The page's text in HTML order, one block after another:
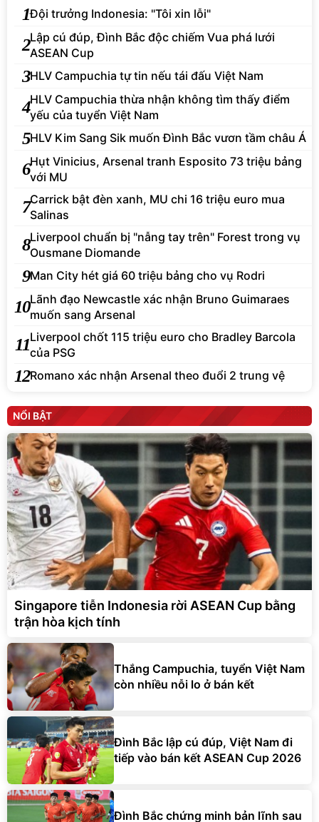
1Đội trưởng Indonesia: "Tôi xin lỗi"
2Lập cú đúp, Đình Bắc độc chiếm Vua phá lưới
ASEAN Cup
3HLV Campuchia tự tin nếu tái đấu Việt Nam
4HLV Campuchia thừa nhận không tìm thấy điểm
yếu của tuyển Việt Nam
5HLV Kim Sang Sik muốn Đình Bắc vươn tầm châu Á
6Hụt Vinicius, Arsenal tranh Esposito 73 triệu bảng
với MU
7Carrick bật đèn xanh, MU chi 16 triệu euro mua
Salinas
8Liverpool chuẩn bị "nẫng tay trên" Forest trong vụ
Ousmane Diomande
9Man City hét giá 60 triệu bảng cho vụ Rodri
10Lãnh đạo Newcastle xác nhận Bruno Guimaraes
muốn sang Arsenal
11Liverpool chốt 115 triệu euro cho Bradley Barcola
của PSG
12Romano xác nhận Arsenal theo đuổi 2 trung vệ
NỔI BẬT
Singapore tiễn Indonesia rời ASEAN Cup bằng
trận hòa kịch tính
Thắng Campuchia, tuyển Việt Nam
còn nhiều nỗi lo ở bán kết
Đình Bắc lập cú đúp, Việt Nam đi
tiếp vào bán kết ASEAN Cup 2026
Đình Bắc chứng minh bản lĩnh sau